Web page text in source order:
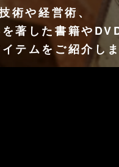
術や経営術、
著した書籍や
テムをご紹介し